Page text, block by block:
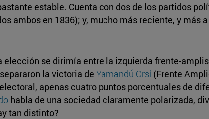
estable. Cuenta con dos de los partidos
ambos en 1836); y, mucho más reciente, y más
elección se dirimía entre la izquierda frente-
la victoria de Yamandú Orsi (Frente
apenas cuatro puntos porcentuales de
habla de una sociedad claramente polarizada,
tan distinto?